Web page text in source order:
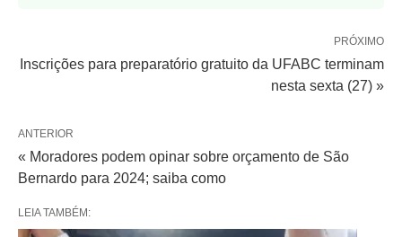
PRÓXIMO
Inscrições para preparatório gratuito da UFABC terminam
nesta sexta (27) »
ANTERIOR
« Moradores podem opinar sobre orçamento de São
Bernardo para 2024; saiba como
LEIA TAMBÉM: